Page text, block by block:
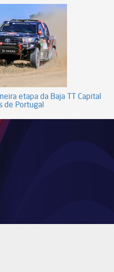
etapa da Baja TT Capital
de Portugal